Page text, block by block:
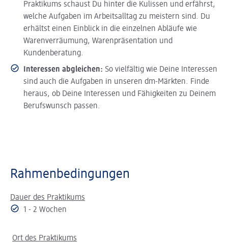
Praktikums schaust Du hinter die Kulissen und erfährst,
welche Aufgaben im Arbeitsalltag zu meistern sind. Du
erhältst einen Einblick in die einzelnen Abläufe wie
Warenverräumung, Warenpräsentation und
Kundenberatung.
Interessen abgleichen: So vielfältig wie Deine Interessen
sind auch die Aufgaben in unseren dm-Märkten. Finde
heraus, ob Deine Interessen und Fähigkeiten zu Deinem
Berufswunsch passen.
Rahmenbedingungen
Dauer des Praktikums
1 - 2 Wochen
Ort des Praktikums